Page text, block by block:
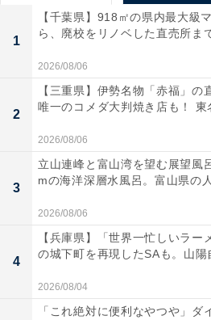
1
【千葉県】918㎡の県内最大級
ら、廃校をリノベした直売所ま
2026/08/06
2
【三重県】伊勢名物「赤福」の
唯一のコメダ大判焼き店も！ 東
2026/08/06
3
立山連峰と富山湾を望む展望風
mの海洋深層水風呂。富山県の
2026/08/06
4
【兵庫県】「世界一忙しいラー
の城下町を再現したSAも。山陽
2026/08/04
「これ絶対に便利なやつや」ダ